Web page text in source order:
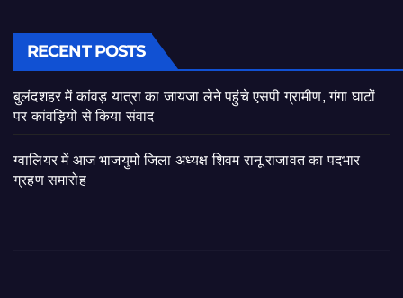
RECENT POSTS
बुलंदशहर में कांवड़ यात्रा का जायजा लेने पहुंचे एसपी ग्रामीण, गंगा घाटों
पर कांवड़ियों से किया संवाद
ग्वालियर में आज भाजयुमो जिला अध्यक्ष शिवम रानू राजावत का पदभार
ग्रहण समारोह